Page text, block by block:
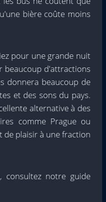
bière coûte moins
pour une grande nuit
beaucoup d'attractions
donnera beaucoup de
et des sons du pays.
alternative à des
comme Prague ou
plaisir à une fraction
consultez notre guide